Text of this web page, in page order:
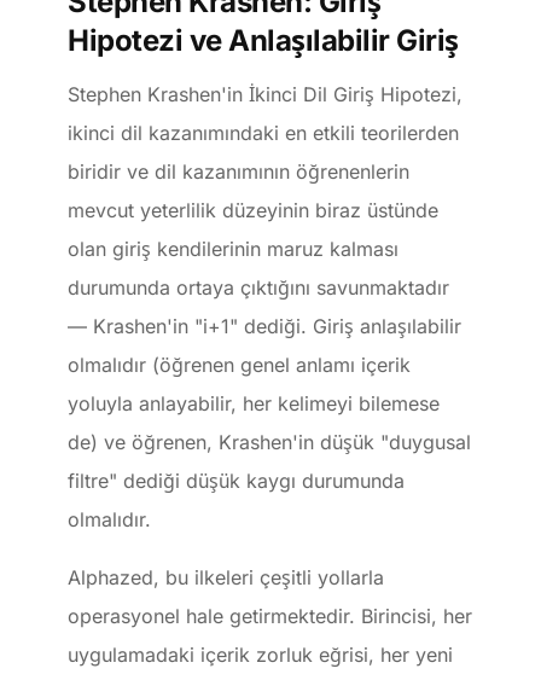
Hipotezi ve Anlaşılabilir Giriş
Stephen Krashen'in İkinci Dil Giriş Hipotezi,
ikinci dil kazanımındaki en etkili teorilerden
biridir ve dil kazanımının öğrenenlerin
mevcut yeterlilik düzeyinin biraz üstünde
olan giriş kendilerinin maruz kalması
durumunda ortaya çıktığını savunmaktadır
— Krashen'in "i+1" dediği. Giriş anlaşılabilir
olmalıdır (öğrenen genel anlamı içerik
yoluyla anlayabilir, her kelimeyi bilemese
de) ve öğrenen, Krashen'in düşük "duygusal
filtre" dediği düşük kaygı durumunda
olmalıdır.
Alphazed, bu ilkeleri çeşitli yollarla
operasyonel hale getirmektedir. Birincisi, her
uygulamadaki içerik zorluk eğrisi, her yeni